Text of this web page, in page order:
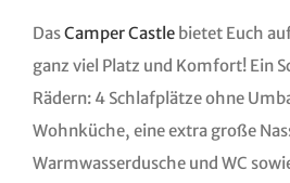
DasCamper Castlebietet Euch
ganz viel Platz und Komfort! Ein
Rädern: 4 Schlafplätze ohne
Wohnküche, eine extra große
Warmwasserdusche und WC